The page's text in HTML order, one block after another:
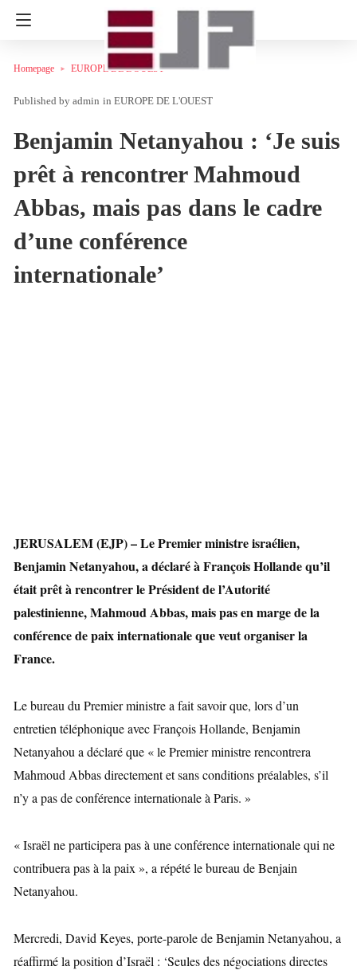
Homepage EUROPE DE L'OUEST
admin in EUROPE DE L'OUEST
Benjamin Netanyahou : ‘Je suis
prêt à rencontrer Mahmoud
Abbas, mais pas dans le cadre
d’une conférence
internationale’
JERUSALEM (EJP) – Le Premier ministre israélien,
Benjamin Netanyahou, a déclaré à François Hollande qu’il
était prêt à rencontrer le Président de l’Autorité
palestinienne, Mahmoud Abbas, mais pas en marge de la
conférence de paix internationale que veut organiser la
France.
Le bureau du Premier ministre a fait savoir que, lors d’un
entretien téléphonique avec François Hollande, Benjamin
Netanyahou a déclaré que « le Premier ministre rencontrera
Mahmoud Abbas directement et sans conditions préalables, s’il
n’y a pas de conférence internationale à Paris. »
« Israël ne participera pas à une conférence internationale qui ne
contribuera pas à la paix », a répété le bureau de Benjain
Netanyahou.
Mercredi, David Keyes, porte-parole de Benjamin Netanyahou, a
réaffirmé la position d’Israël : ‘Seules des négociations directes